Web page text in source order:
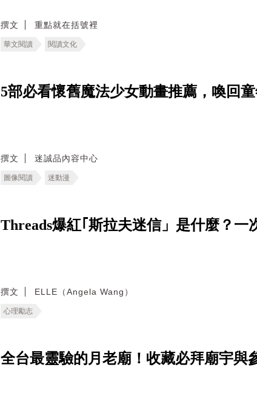
撰文 重點就在括號裡
華文閱讀 閱讀文化
5部必看懷舊魔法少女動畫推薦，喚回
撰文 迷誠品內容中心
圖像閱讀 迷動漫
Threads爆紅｢斯拉夫迷信」是什麼？一
撰文 ELLE（Angela Wang）
心理勵志
全台最靈驗的月老廟！收藏必拜廟宇與